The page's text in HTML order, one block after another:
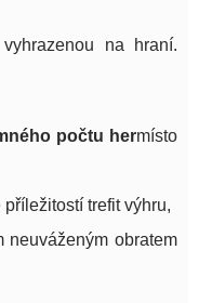
na hraní.
počtu hermísto
trefit výhru,
neuváženým obratem